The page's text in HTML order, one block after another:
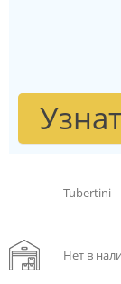
Tubertini
Нет в